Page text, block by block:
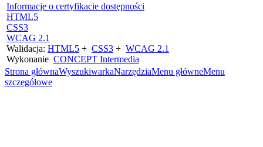
Informacje o certyfikacie dostępności
HTML5
CSS3
WCAG 2.1
Walidacja: HTML5 + CSS3 + WCAG 2.1
Wykonanie CONCEPT Intermedia
Strona głównaWyszukiwarkaNarzędziaMenu główneMenu
szczegółowe